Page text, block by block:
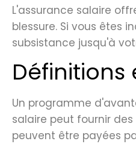
L'assurance salaire
blessure. Si vous êtes
subsistance jusqu'à
Un programme
salaire peut fournir
peuvent être payées